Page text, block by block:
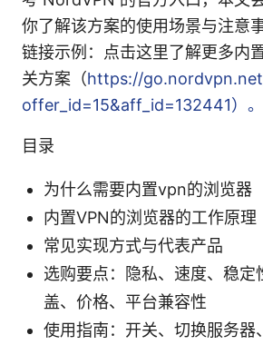
你了解该方案的使用场景与注意
链接示例：点击这里了解更多内
关方案（https://
offer_id=15&aff_id=132441）。
目录
为什么需要内置vpn的浏览器
内置VPN的浏览器的工作原理
常见实现方式与代表产品
选购要点：隐私、速度、稳定
盖、价格、平台兼容性
使用指南：开关、切换服务器